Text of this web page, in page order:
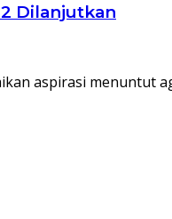
Dilanjutkan
aspirasi menuntut